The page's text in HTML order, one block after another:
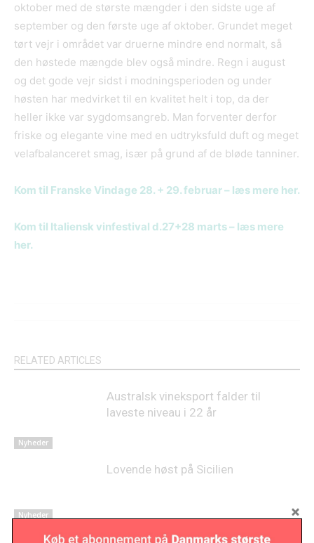
oktober med de største mængder i den sidste uge af
september og den første uge af oktober. Grundet meget
tørt vejr i området var druerne mindre end normalt, så
den høstede mængde blev også mindre. Regn i august
og det gode vejr sidst i modningsperioden og under
høsten har medvirket til en kvalitet helt i top, da der
heller ikke var sygdomsangreb. Man forventer derfor
friske og elegante vine med en udtryksfuld duft og meget
velafbalanceret smag, især på grund af de bløde tanniner.
Kom til Franske Vindage 28. + 29. februar – læs mere her.
Kom til Italiensk vinfestival d.27+28 marts – læs mere
her.
RELATED ARTICLES
Nyheder
Australsk vineksport falder til
laveste niveau i 22 år
Nyheder
Lovende høst på Sicilien